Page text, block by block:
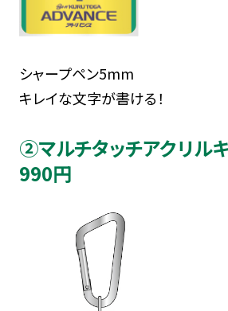
シャープペン5mm
キレイな文字が書ける！
②マルチタッチアクリル
990円